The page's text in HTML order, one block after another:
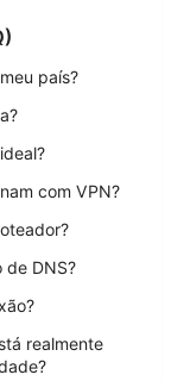
país?
com VPN?
de DNS?
realmente